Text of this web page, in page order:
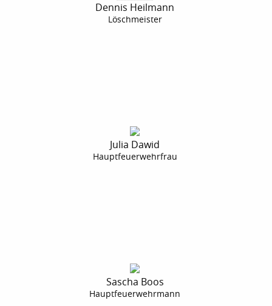
Dennis Heilmann
Löschmeister
Julia Dawid
Hauptfeuerwehrfrau
Sascha Boos
Hauptfeuerwehrmann